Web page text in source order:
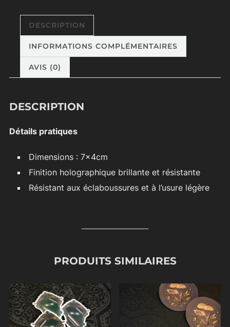
“Gender
Queer”
DESCRIPTION
INFORMATIONS COMPLÉMENTAIRES
AVIS (0)
DESCRIPTION
Détails pratiques
Dimensions : 7x4cm
Finition holographique brillante et résistante
Résistant aux éclaboussures et à l’usure légère
PRODUITS SIMILAIRES